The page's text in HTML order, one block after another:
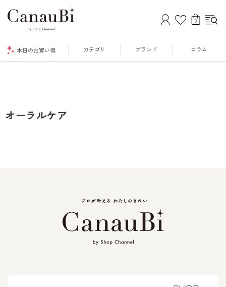
0
本日のお買い得 カテゴリ ブランド コラム
オーラルケア